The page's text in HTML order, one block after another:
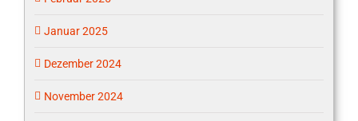
Januar 2025
Dezember 2024
November 2024